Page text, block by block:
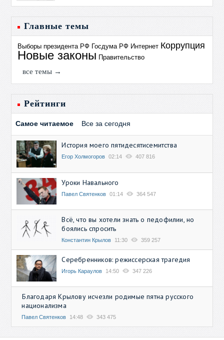
Главные темы
Выборы президента РФ Госдума РФ Интернет Коррупция
Новые законы Правительство
все темы →
Рейтинги
Самое читаемое Все за сегодня
История моего пятидесятисемитства
Егор Холмогоров 02:14 407 816
Уроки Навального
Павел Святенков 01:14 364 547
Всё, что вы хотели знать о педофилии, но
боялись спросить
Константин Крылов 11:30 359 257
Серебренников: режиссерская трагедия
Игорь Караулов 14:50 347 226
Благодаря Крылову исчезли родимые пятна русского
национализма
Павел Святенков 14:48 343 475